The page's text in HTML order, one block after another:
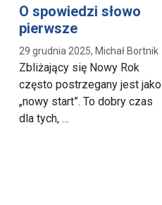
O spowiedzi słowo
pierwsze
29 grudnia 2025, Michał Bortnik
Zbliżający się Nowy Rok
często postrzegany jest jako
„nowy start”. To dobry czas
dla tych, …